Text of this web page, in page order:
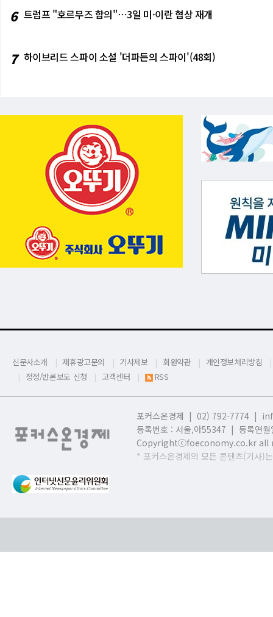
6 트럼프 "호르무즈 합의"⋯3일 미·이란 협상 재개
7 하이브리드 스파이 소설 '더파든의 스파이'(48회)
신문사소개 제휴광고문의 기사제보 회원약관
개인정보처리방침
정정/반론보도 신청
고객센터 RSS
포커스온경제 | 02) 792-7774 |
등록번호 : 서울,아55347 | 등록연
Copyrightⓒfoeconomy.co.kr all
* 포커스온경제의 모든 콘텐츠(기사)